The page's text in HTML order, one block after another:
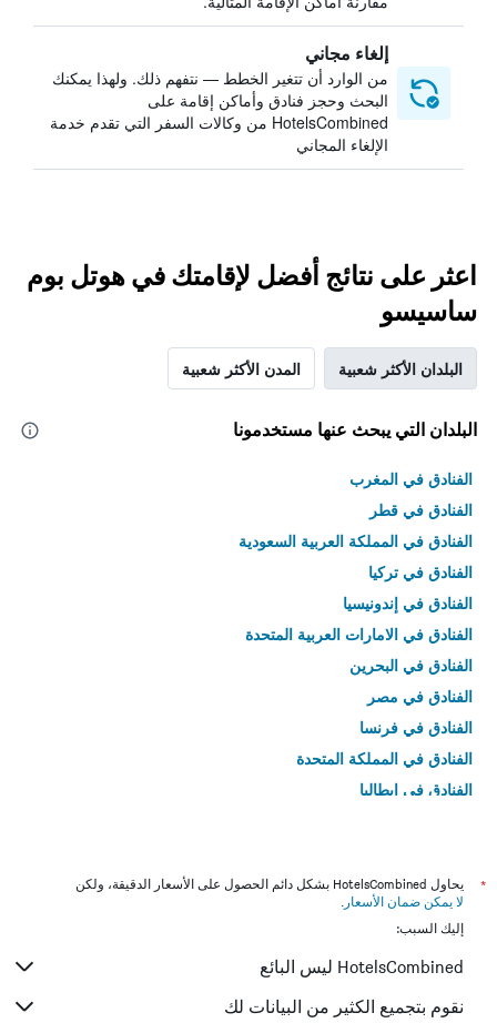
إلغاء مجاني
من الوارد أن تتغير الخطط — نتفهم ذلك. ولهذا يمكنك
البحث وحجز فنادق وأماكن إقامة على
HotelsCombined من وكالات السفر التي تقدم خدمة
الإلغاء المجاني
اعثر على نتائج أفضل لإقامتك في هوتل بوم
ساسيسو
البلدان الأكثر شعبية المدن الأكثر شعبية
البلدان التي يبحث عنها مستخدمونا
الفنادق في المغرب
الفنادق في قطر
الفنادق في المملكة العربية السعودية
الفنادق في تركيا
الفنادق في إندونيسيا
الفنادق في الامارات العربية المتحدة
الفنادق في البحرين
الفنادق في مصر
الفنادق في فرنسا
الفنادق في المملكة المتحدة
الفنادق في إيطاليا
*
يحاول HotelsCombined بشكل دائم الحصول على الأسعار الدقيقة، ولكن
لا يمكن ضمان الأسعار .
إليك السبب:
HotelsCombined ليس البائع
نقوم بتجميع الكثير من البيانات لك